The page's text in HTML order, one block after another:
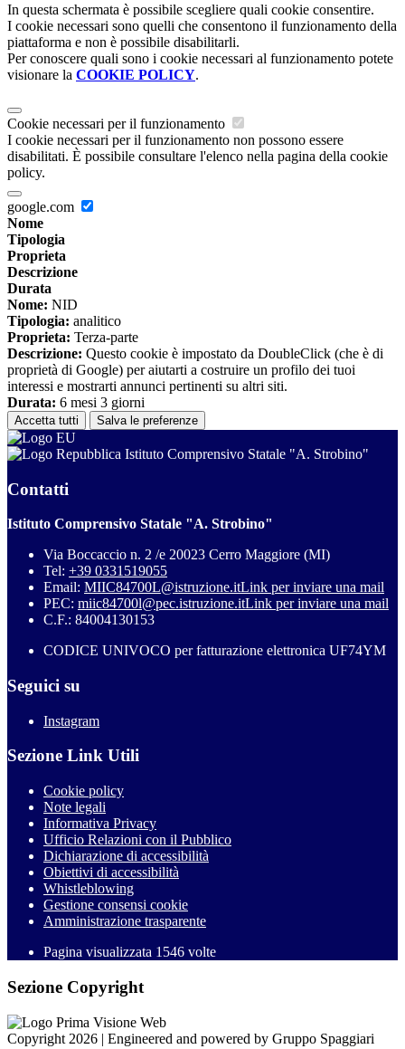
In questa schermata è possibile scegliere quali cookie consentire.
I cookie necessari sono quelli che consentono il funzionamento della
piattaforma e non è possibile disabilitarli.
Per conoscere quali sono i cookie necessari al funzionamento potete
visionare la COOKIE POLICY.
Cookie necessari per il funzionamento
I cookie necessari per il funzionamento non possono essere
disabilitati. È possibile consultare l'elenco nella pagina della cookie
policy.
google.com
Nome
Tipologia
Proprieta
Descrizione
Durata
Nome: NID
Tipologia: analitico
Proprieta: Terza-parte
Descrizione: Questo cookie è impostato da DoubleClick (che è di
proprietà di Google) per aiutarti a costruire un profilo dei tuoi
interessi e mostrarti annunci pertinenti su altri siti.
Durata: 6 mesi 3 giorni
Accetta tutti Salva le preferenze
Istituto Comprensivo Statale "A. Strobino"
Contatti
Istituto Comprensivo Statale "A. Strobino"
Via Boccaccio n. 2 /e 20023 Cerro Maggiore (MI)
Tel: +39 0331519055
Email: MIIC84700L@istruzione.itLink per inviare una mail
PEC: miic84700l@pec.istruzione.itLink per inviare una mail
C.F.: 84004130153
CODICE UNIVOCO per fatturazione elettronica UF74YM
Seguici su
Instagram
Sezione Link Utili
Cookie policy
Note legali
Informativa Privacy
Ufficio Relazioni con il Pubblico
Dichiarazione di accessibilità
Obiettivi di accessibilità
Whistleblowing
Gestione consensi cookie
Amministrazione trasparente
Pagina visualizzata 1546 volte
Sezione Copyright
Copyright 2026 | Engineered and powered by Gruppo Spaggiari